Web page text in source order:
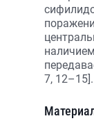
7, 12–15].